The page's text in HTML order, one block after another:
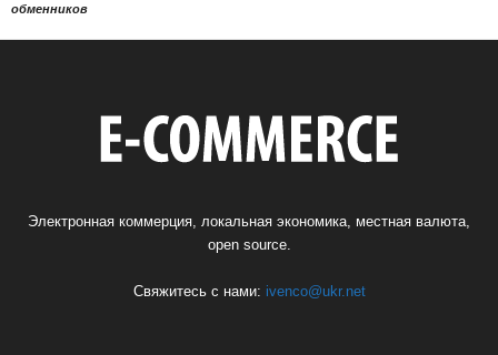
обменников
Электронная коммерция, локальная экономика, местная валюта,
open source.
Свяжитесь с нами: ivenco@ukr.net